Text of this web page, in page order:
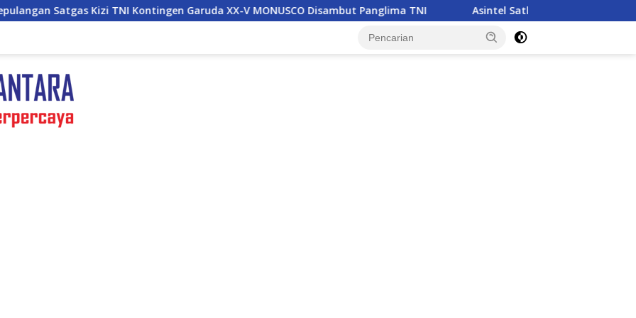
Kontingen Garuda XX-V MONUSCO Disambut Panglima TNI Asintel Satlap Tricakti Beri Penjelasan Terkait